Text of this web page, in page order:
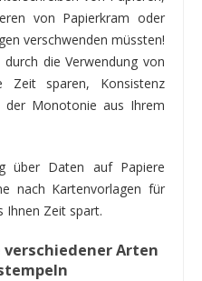
von Papierkram oder
verschwenden müssten!
die Verwendung von
Zeit sparen, Konsistenz
der Monotonie aus Ihrem
über Daten auf Papiere
nach Kartenvorlagen für
Ihnen Zeit spart.
Arten